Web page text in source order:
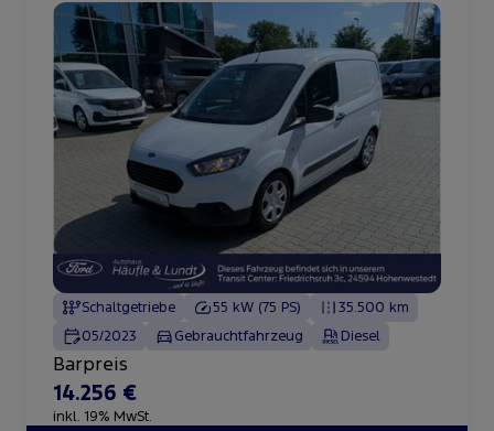
Schaltgetriebe 55 kW (75 PS)
35.500 km
05/2023
Gebrauchtfahrzeug Diesel
Barpreis
14.256 €
inkl. 19% MwSt.